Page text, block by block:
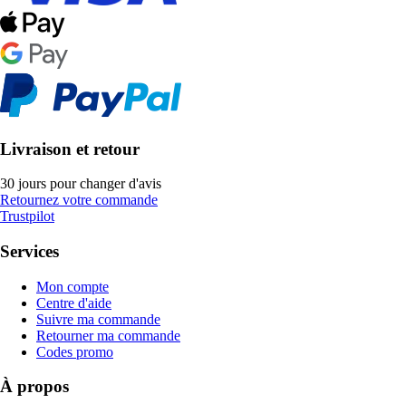
Livraison et retour
30 jours pour changer d'avis
Retournez votre commande
Trustpilot
Services
Mon compte
Centre d'aide
Suivre ma commande
Retourner ma commande
Codes promo
À propos